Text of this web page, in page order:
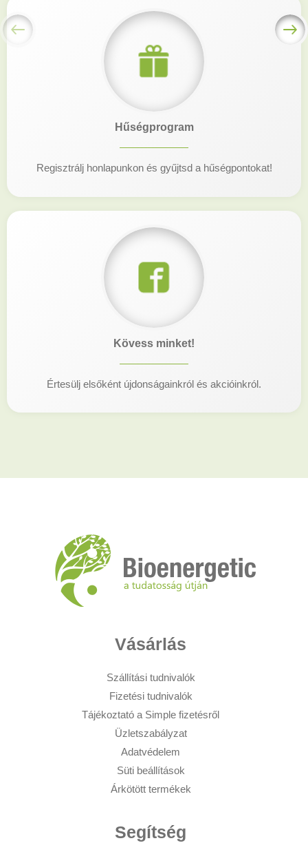
Hűségprogram
Regisztrálj honlapunkon és gyűjtsd a hűségpontokat!
Kövess minket!
Értesülj elsőként újdonságainkról és akcióinkról.
Vásárlás
Szállítási tudnivalók
Fizetési tudnivalók
Tájékoztató a Simple fizetésről
Üzletszabályzat
Adatvédelem
Süti beállítások
Árkötött termékek
Segítség